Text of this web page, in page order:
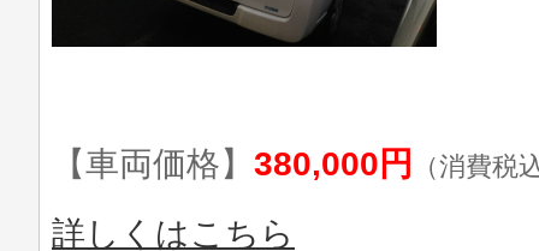
【車両価格】 380,000円 （消費税
詳しくはこちら